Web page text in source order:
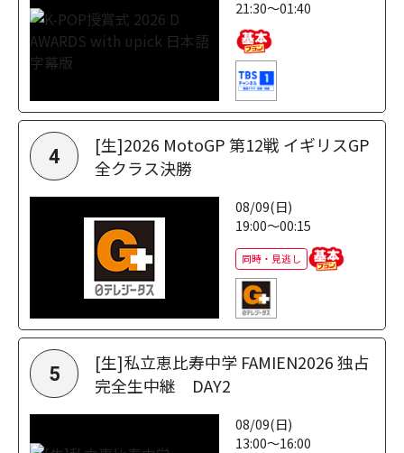
21:30～01:40
4
[生]2026 MotoGP 第12戦 イギリスGP
全クラス決勝
08/09(日)
19:00～00:15
同時・見逃し
5
[生]私立恵比寿中学 FAMIEN2026 独占
完全生中継 DAY2
08/09(日)
13:00～16:00